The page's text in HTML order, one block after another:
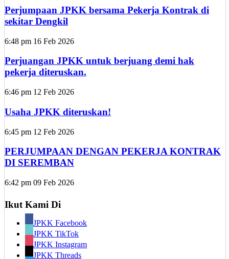
Perjumpaan JPKK bersama Pekerja Kontrak di
sekitar Dengkil
6:48 pm 16 Feb 2026
Perjuangan JPKK untuk berjuang demi hak
pekerja diteruskan.
6:46 pm 12 Feb 2026
Usaha JPKK diteruskan!
6:45 pm 12 Feb 2026
PERJUMPAAN DENGAN PEKERJA KONTRAK
DI SEREMBAN
6:42 pm 09 Feb 2026
Ikut Kami Di
JPKK Facebook
JPKK TikTok
JPKK Instagram
JPKK Threads